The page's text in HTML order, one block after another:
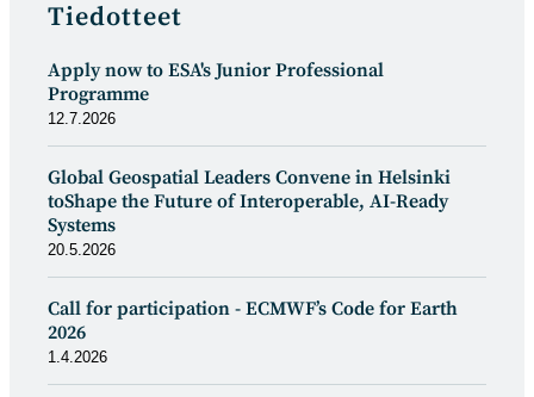
Tiedotteet
Apply now to ESA's Junior Professional
Programme
12.7.2026
Global Geospatial Leaders Convene in Helsinki
toShape the Future of Interoperable, AI-Ready
Systems
20.5.2026
Call for participation - ECMWF’s Code for Earth
2026
1.4.2026